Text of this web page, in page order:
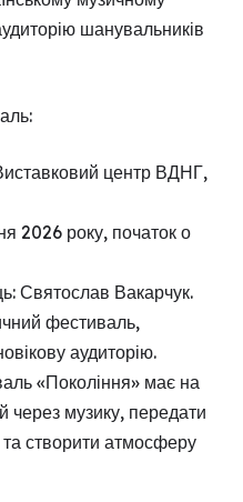
шанувальників
центр ВДНГ,
2026 року, початок о
Святослав Вакарчук.
фестиваль,
аудиторію.
«Покоління» має на
через музику, передати
створити атмосферу